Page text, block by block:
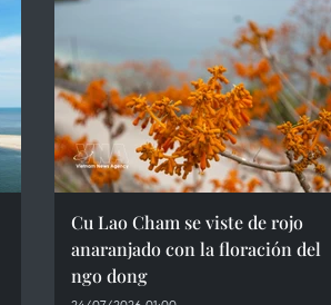
Cu Lao Cham se viste de rojo
anaranjado con la floración del
ngo dong